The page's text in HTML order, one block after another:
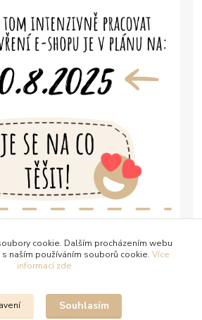
cookie. Dalším procházením webu
naším používáním souborů cookie. Více
informací zde
Souhlasím